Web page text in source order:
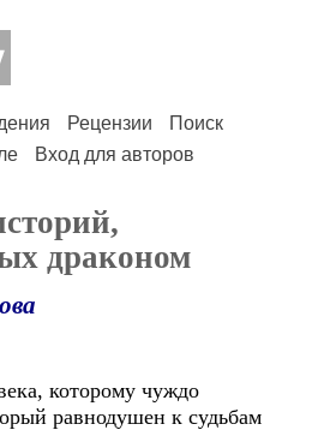
Рецензии
Поиск
Вход для авторов
драконом
которому чуждо
равнодушен к судьбам